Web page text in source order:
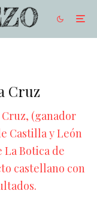
Cruz
(ganador
Castilla y León
La Botica de
castellano con